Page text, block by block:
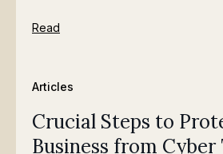
Read
Articles
Crucial Steps to
Business from Cyber